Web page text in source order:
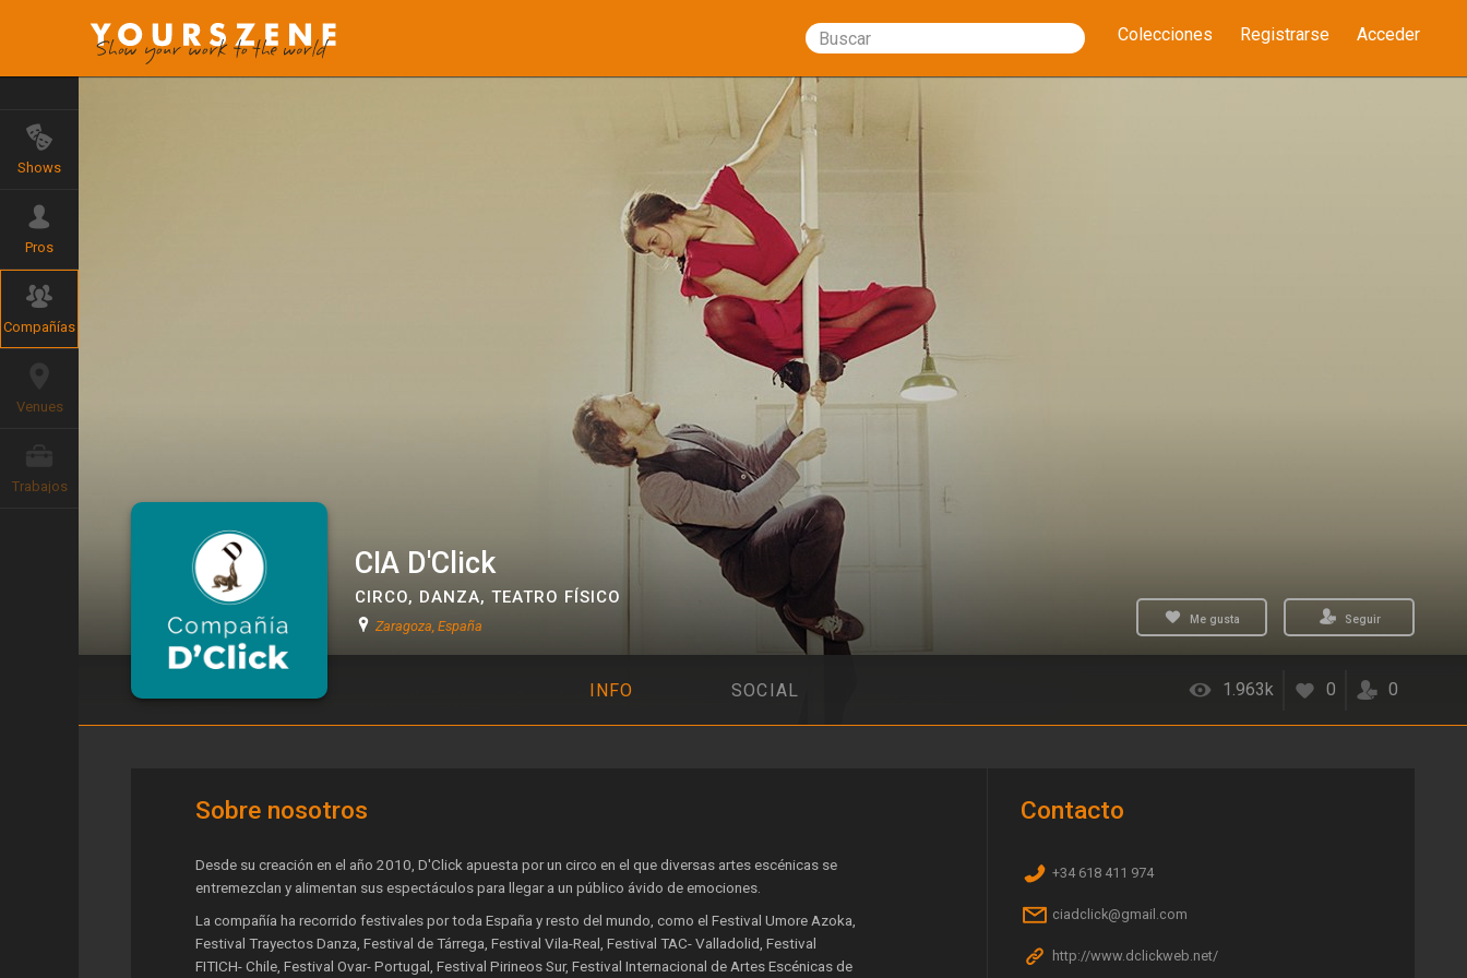
Buscar Colecciones Registrarse Acceder
Shows
Pros
Compañías
Venues
Trabajos
CIA D'Click
CIRCO, DANZA, TEATRO FÍSICO
Zaragoza, España Me gusta Seguir
INFO SOCIAL 1.963k 0 0
Sobre nosotros
Desde su creación en el año 2010, D'Click apuesta por un circo en el que diversas artes escénicas se
entremezclan y alimentan sus espectáculos para llegar a un público ávido de emociones.
La compañía ha recorrido festivales por toda España y resto del mundo, como el Festival Umore Azoka,
Festival Trayectos Danza, Festival de Tárrega, Festival Vila-Real, Festival TAC- Valladolid, Festival
FITICH- Chile, Festival Ovar- Portugal, Festival Pirineos Sur, Festival Internacional de Artes Escénicas de
Contacto
+34 618 411 974
ciadclick@gmail.com
http://www.dclickweb.net/